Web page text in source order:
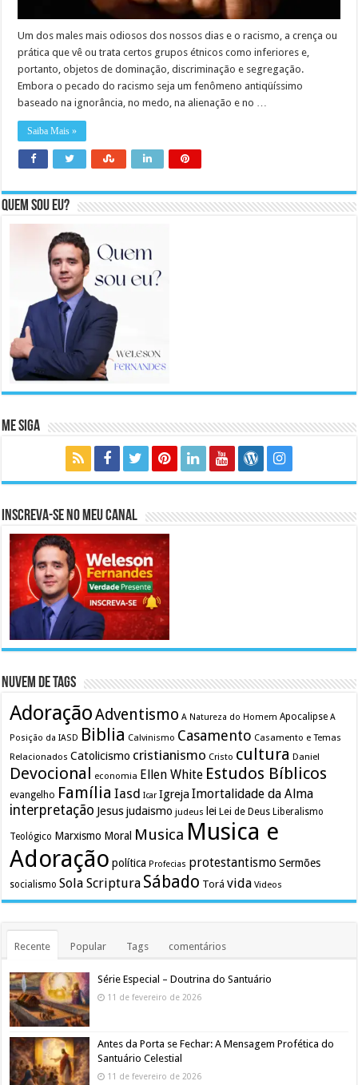
Um dos males mais odiosos dos nossos dias e o racismo, a crença ou
prática que vê ou trata certos grupos étnicos como inferiores e,
portanto, objetos de dominação, discriminação e segregação.
Embora o pecado do racismo seja um fenômeno antiqüíssimo
baseado na ignorância, no medo, na alienação e no …
Saiba Mais »
Quem sou eu?
Me Siga
Inscreva-se no meu canal
Nuvem de Tags
AdoraçãoAdventismo A Natureza do Homem Apocalipse A
Posição da IASD Biblia Calvinismo Casamento Casamento e Temas
Relacionados Catolicismo cristianismo Cristo cultura Daniel
Devocional economia Ellen White Estudos Bíblicos
evangelho Família Iasd Icar Igreja Imortalidade da Alma
interpretação Jesusjudaismo judeus lei Lei de Deus Liberalismo
Teológico Marxismo Moral Musica Musica e
Adoração política Profecias protestantismo Sermões
socialismo Sola Scriptura Sábado Torá vida Videos
Recente Popular Tags comentários
Série Especial – Doutrina do Santuário
11 de fevereiro de 2026
Antes da Porta se Fechar: A Mensagem Profética do
Santuário Celestial
11 de fevereiro de 2026